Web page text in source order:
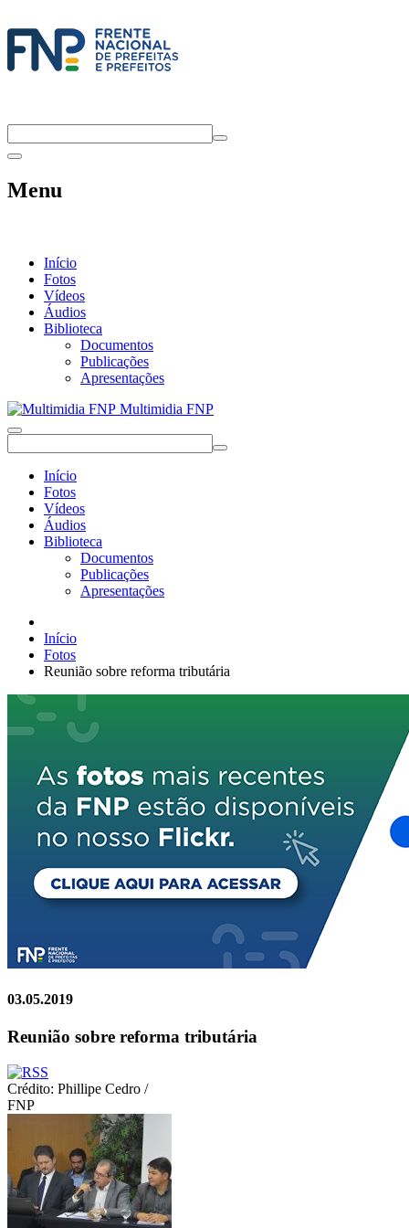
Menu
Início
Fotos
Vídeos
Áudios
Biblioteca
Documentos
Publicações
Apresentações
Multimidia FNP
Início
Fotos
Vídeos
Áudios
Biblioteca
Documentos
Publicações
Apresentações
Início
Fotos
Reunião sobre reforma tributária
03.05.2019
Reunião sobre reforma tributária
Crédito: Phillipe Cedro /
FNP